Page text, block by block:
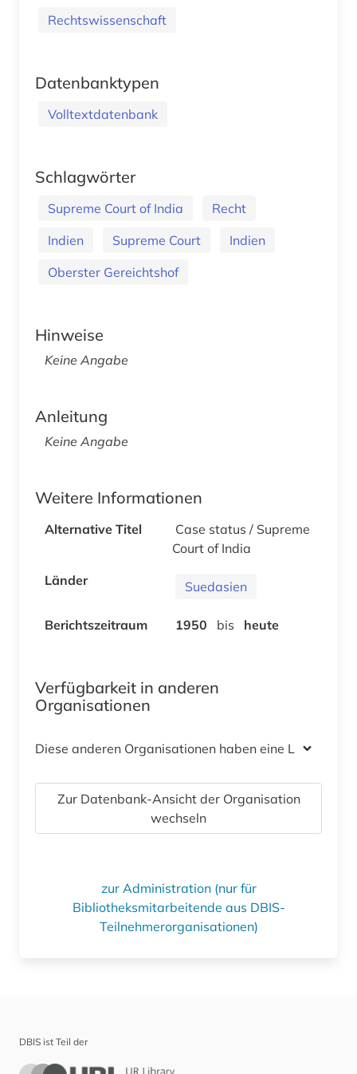
Rechtswissenschaft
Datenbanktypen
Volltextdatenbank
Schlagwörter
Supreme Court of India
Recht
Indien
Supreme Court
Indien
Oberster Gereichtshof
Hinweise
Keine Angabe
Anleitung
Keine Angabe
Weitere Informationen
Alternative Titel
Case status / Supreme
Court of India
Länder
Suedasien
Berichtszeitraum 1950 bis heute
Verfügbarkeit in anderen
Organisationen
Diese anderen Organisationen haben eine Lizenz
Zur Datenbank-Ansicht der Organisation
wechseln
zur Administration (nur für
Bibliotheksmitarbeitende aus DBIS-
Teilnehmerorganisationen)
DBIS ist Teil der